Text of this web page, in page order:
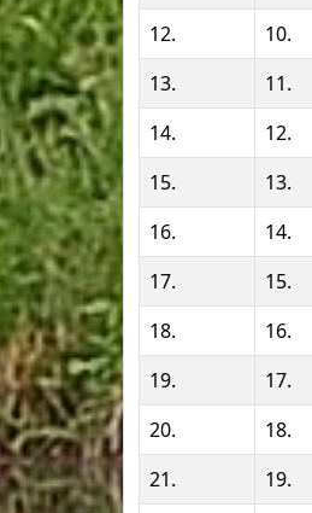
12.
10.
13.
11.
14.
12.
15.
13.
16.
14.
17.
15.
18.
16.
19.
17.
20.
18.
21.
19.